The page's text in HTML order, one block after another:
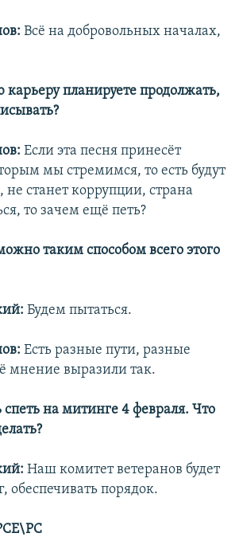
Всё на добровольных началах,
планируете продолжать,
Если эта песня принесёт
мы стремимся, то есть будут
станет коррупции, страна
то зачем ещё петь?
таким способом всего этого
Будем пытаться.
Есть разные пути, разные
мнение выразили так.
спеть на митинге 4 февраля. Что
Наш комитет ветеранов будет
обеспечивать порядок.